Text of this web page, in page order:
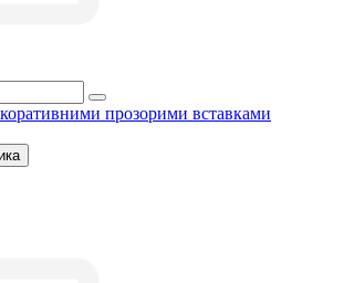
прозорими вставками